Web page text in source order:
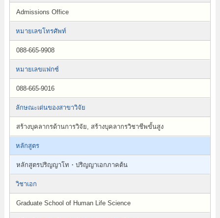
Admissions Office
หมายเลขโทรศัพท์
088-665-9908
หมายเลขแฟกซ์
088-665-9016
ลักษณะเด่นของสาขาวิจัย
สร้างบุคลากรด้านการวิจัย, สร้างบุคลากรวิชาชีพขั้นสูง
หลักสูตร
หลักสูตรปริญญาโท・ปริญญาเอกภาคต้น
วิชาเอก
Graduate School of Human Life Science